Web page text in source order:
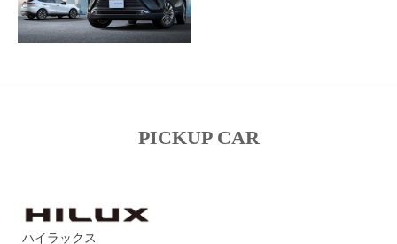
PICKUP CAR
ハイラックス